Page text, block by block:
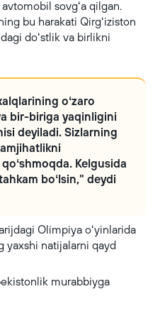
sovgʻa qilgan.
bu harakati Qirgʻiziston
doʻstlik va birlikni
oʻzaro
bir-biriga yaqinligini
deyiladi. Sizlarning
Kelgusida
boʻlsin," deydi
Olimpiya oʻyinlarida
yaxshi natijalarni qayd